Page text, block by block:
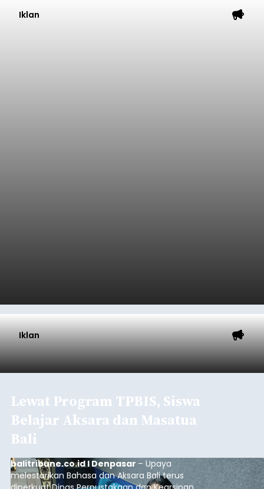
Iklan
Iklan
Lewat Program TPBIS, Siswa
Belajar Aksara dan Masatua
Bali
balitribune.co.id I Denpasar – Upaya
melestarikan Bahasa dan Aksara Bali terus